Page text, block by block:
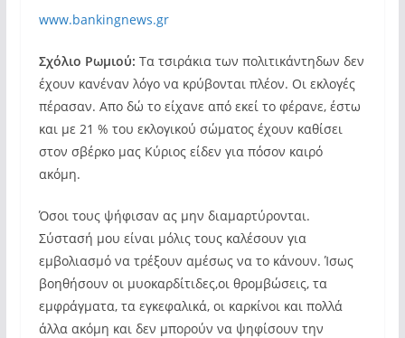
www.bankingnews.gr
Σχόλιο Ρωμιού: Τα τσιράκια των πολιτικάντηδων δεν
έχουν κανέναν λόγο να κρύβονται πλέον. Οι εκλογές
πέρασαν. Απο δώ το είχανε από εκεί το φέρανε, έστω
και με 21 % του εκλογικού σώματος έχουν καθίσει
στον σβέρκο μας Κύριος είδεν για πόσον καιρό
ακόμη.
Όσοι τους ψήφισαν ας μην διαμαρτύρονται.
Σύστασή μου είναι μόλις τους καλέσουν για
εμβολιασμό να τρέξουν αμέσως να το κάνουν. Ίσως
βοηθήσουν οι μυοκαρδίτιδες,οι θρομβώσεις, τα
εμφράγματα, τα εγκεφαλικά, οι καρκίνοι και πολλά
άλλα ακόμη και δεν μπορούν να ψηφίσουν την